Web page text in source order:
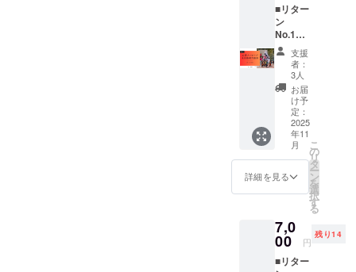
■リター
ン
No.1
内灘応
援メッ
セージ
＆活動
報告動
画 価
格：
3,000円
概要 内
灘の復
興の歩
みと光
響祭舞
まとめ
た限定
動画を
配信。
支援
者：
3人
お届
け予
定：
2025
年11
月
詳細を見る
こ
の
リ
タ
ー
ン
を
選
択
す
る
7,0
00 円
残り14
■リター